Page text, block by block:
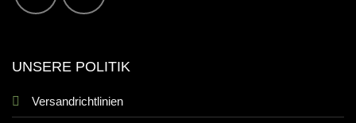
UNSERE POLITIK
Versandrichtlinien